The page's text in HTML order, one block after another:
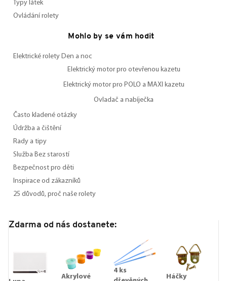
Typy látek
Ovládání rolety
Mohlo by se vám hodit
Elektrické rolety Den a noc
Elektrický motor pro otevřenou kazetu
Elektrický motor pro POLO a MAXI kazetu
Ovladač a nabíječka
Často kladené otázky
Údržba a čištění
Rady a tipy
Služba Bez starostí
Bezpečnost pro děti
Inspirace od zákazníků
25 důvodů, proč naše rolety
Zdarma od nás dostanete:
Akrylové
4 ks
Háčky